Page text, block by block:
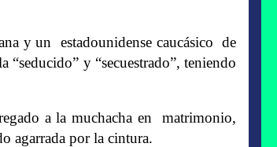
y un estadounidense caucásico de
“seducido” y “secuestrado”, teniendo
a la muchacha en matrimonio,
agarrada por la cintura.